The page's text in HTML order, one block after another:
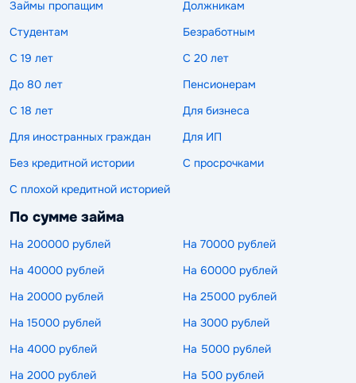
Займы пропащим
Должникам
Студентам
Безработным
С 19 лет
С 20 лет
До 80 лет
Пенсионерам
С 18 лет
Для бизнеса
Для иностранных граждан
Для ИП
Без кредитной истории
С просрочками
С плохой кредитной историей
По сумме займа
На 200000 рублей
На 70000 рублей
На 40000 рублей
На 60000 рублей
На 20000 рублей
На 25000 рублей
На 15000 рублей
На 3000 рублей
На 4000 рублей
На 5000 рублей
На 2000 рублей
На 500 рублей